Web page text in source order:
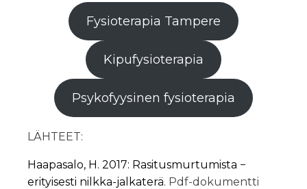
Fysioterapia Tampere
Kipufysioterapia
Psykofyysinen fysioterapia
LÄHTEET:
Haapasalo, H. 2017: Rasitusmurtumista −
erityisesti nilkka-jalkaterä. Pdf-dokumentti